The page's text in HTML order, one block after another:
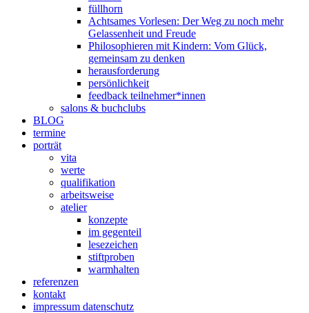
füllhorn
Achtsames Vorlesen: Der Weg zu noch mehr
Gelassenheit und Freude
Philosophieren mit Kindern: Vom Glück,
gemeinsam zu denken
herausforderung
persönlichkeit
feedback teilnehmer*innen
salons & buchclubs
BLOG
termine
porträt
vita
werte
qualifikation
arbeitsweise
atelier
konzepte
im gegenteil
lesezeichen
stiftproben
warmhalten
referenzen
kontakt
impressum datenschutz